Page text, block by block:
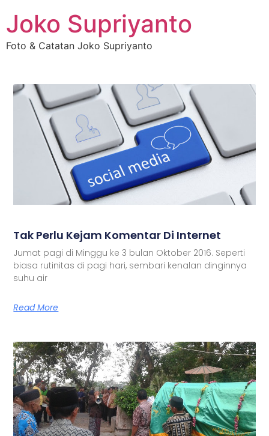
Joko Supriyanto
Foto & Catatan Joko Supriyanto
Tak Perlu Kejam Komentar Di Internet
Jumat pagi di Minggu ke 3 bulan Oktober 2016. Seperti
biasa rutinitas di pagi hari, sembari kenalan dinginnya
suhu air
Read More